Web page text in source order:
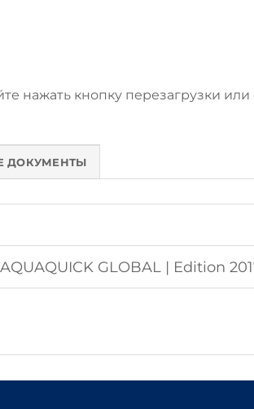
нажать кнопку перезагрузки или
ДОКУМЕНТЫ
GLOBAL | Edition